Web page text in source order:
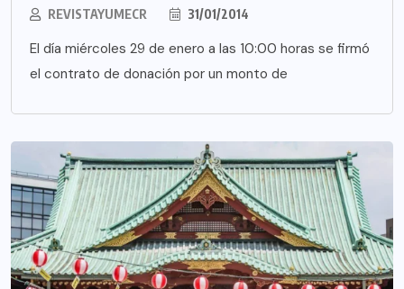
REVISTAYUMECR 31/01/2014
El día miércoles 29 de enero a las 10:00 horas se firmó
el contrato de donación por un monto de